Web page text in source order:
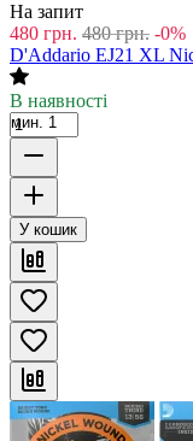
На запит
480 грн. 480 грн. -0%
D'Addario EJ21 XL
В наявності
мин. 1
У кошик